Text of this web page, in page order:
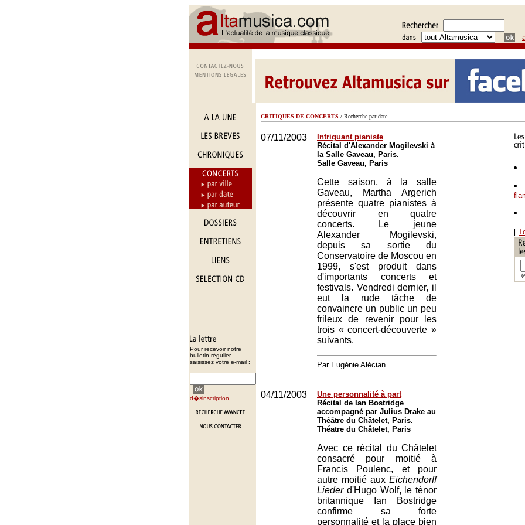
Pour recevoir notre
bulletin régulier,
saisissez votre e-mail :
d�sinscription
CRITIQUES DE CONCERTS / Recherche par date
07/11/2003
Intriguant pianiste
Récital d'Alexander Mogilevski à
la Salle Gaveau, Paris.
Salle Gaveau, Paris
Cette saison, à la salle
Gaveau, Martha Argerich
présente quatre pianistes à
découvrir en quatre
concerts. Le jeune
Alexander Mogilevski,
depuis sa sortie du
Conservatoire de Moscou en
1999, s'est produit dans
d'importants concerts et
festivals. Vendredi dernier, il
eut la rude tâche de
convaincre un public un peu
frileux de revenir pour les
trois « concert-découverte »
suivants.
Par Eugénie Alécian
04/11/2003
Une personnalité à part
Récital de Ian Bostridge
accompagné par Julius Drake au
Théâtre du Châtelet, Paris.
Théatre du Châtelet, Paris
Avec ce récital du Châtelet
consacré pour moitié à
Francis Poulenc, et pour
autre moitié aux Eichendorff
Liederd'Hugo Wolf, le ténor
britannique Ian Bostridge
confirme sa forte
personnalité et la place bien
[